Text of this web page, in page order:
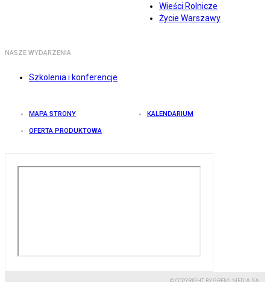
Wieści Rolnicze
Życie Warszawy
NASZE WYDARZENIA
Szkolenia i konferencje
MAPA STRONY KALENDARIUM
OFERTA PRODUKTOWA